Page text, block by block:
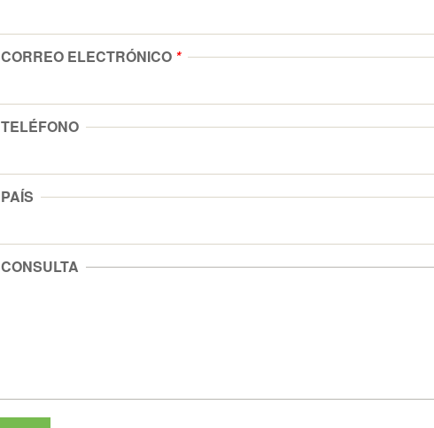
CORREO ELECTRÓNICO *
TELÉFONO
PAÍS
CONSULTA